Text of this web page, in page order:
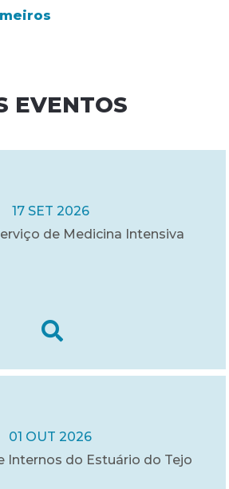
EVENTOS
17 SET 2026
de Medicina Intensiva
01 OUT 2026
Internos do Estuário do Tejo